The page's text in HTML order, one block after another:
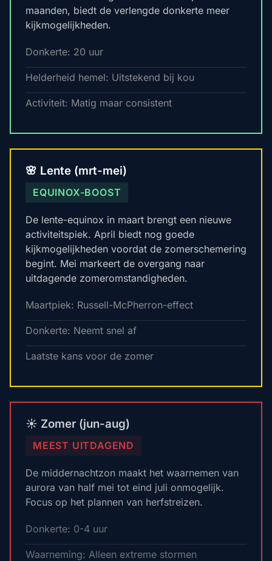
maanden, biedt de verlengde donkerte meer
kijkmogelijkheden.
Donkerte: 20 uur
Helderheid hemel: Uitstekend bij kou
Activiteit: Matig maar consistent
🌸 Lente (mrt-mei)
EQUINOX-BOOST
De lente-equinox in maart brengt een nieuwe
activiteitspiek. April biedt nog goede
kijkmogelijkheden voordat de zomerschemering
begint. Mei markeert de overgang naar
uitdagende zomeromstandigheden.
Maartpiek: Russell-McPherron-effect
Donkerte: Neemt snel af
Laatste kans voor de zomer
☀️ Zomer (jun-aug)
MEEST UITDAGEND
De middernachtzon maakt het waarnemen van
aurora van half mei tot eind juli onmogelijk.
Focus op het plannen van herfstreizen.
Donkerte: 0-4 uur
Waarneming: Alleen extreme stormen